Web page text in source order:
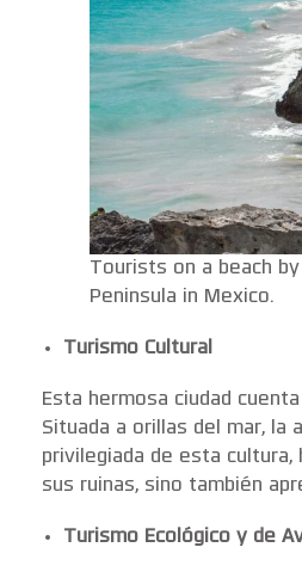
Tourists on a beach
Peninsula in Mexico.
Turismo Cultural
Esta hermosa ciudad
Situada a orillas del mar, la
privilegiada de esta
sus ruinas, sino también
Turismo Ecológico y de